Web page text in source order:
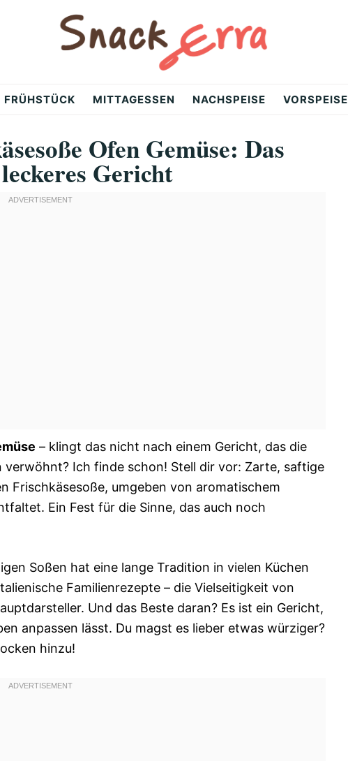
FRÜHSTÜCK MITTAGESSEN NACHSPEISE VORSPEISE
Ofen Gemüse: Das
Gericht
– klingt das nicht nach einem Gericht, das die
verwöhnt? Ich finde schon! Stell dir vor: Zarte, saftige
Frischkäsesoße, umgeben von aromatischem
Ein Fest für die Sinne, das auch noch
Soßen hat eine lange Tradition in vielen Küchen
Familienrezepte – die Vielseitigkeit von
Und das Beste daran? Es ist ein Gericht,
anpassen lässt. Du magst es lieber etwas würziger?
hinzu!